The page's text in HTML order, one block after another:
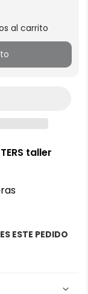
al carrito
taller
ESTE PEDIDO